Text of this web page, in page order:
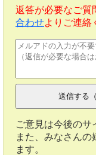
返答が必要なご質
合わせよりご連絡
ご意見は今後のサ
また、みなさん
ます。